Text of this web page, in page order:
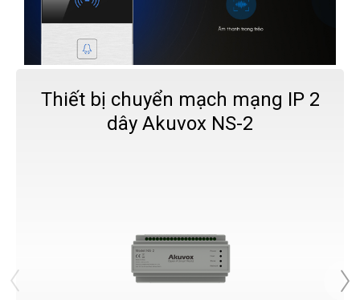
Thiết bị chuyển mạch mạng IP 2
dây Akuvox NS-2